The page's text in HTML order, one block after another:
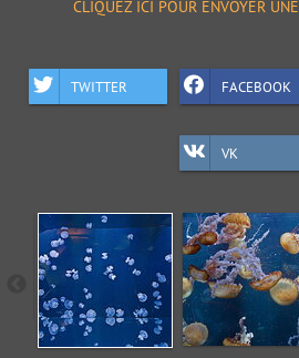
CLIQUEZ ICI POUR ENVOYER
TWITTER FACEBOOK
VK